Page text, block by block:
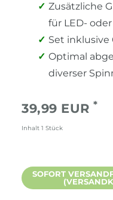
Zusätzliche
für LED-
Set inklusive
Optimal
diverser
39,99 EUR *
Inhalt 1 Stück
SOFORT